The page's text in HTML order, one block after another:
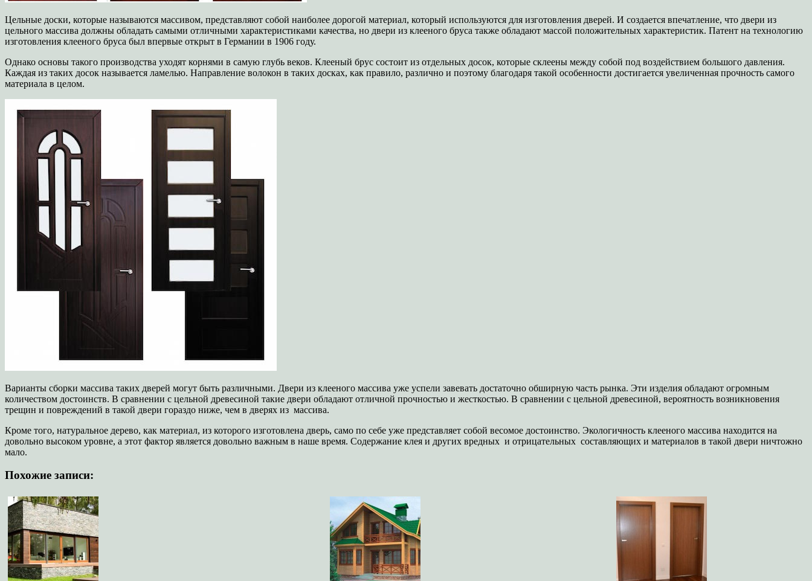
Цельные доски, которые называются массивом, представляют собой наиболее дорогой материал, который используются для изготовления дверей. И создается впечатление, что двери из
цельного массива должны обладать самыми отличными характеристиками качества, но двери из клееного бруса также обладают массой положительных характеристик. Патент на технологию
изготовления клееного бруса был впервые открыт в Германии в 1906 году.
Однако основы такого производства уходят корнями в самую глубь веков. Клееный брус состоит из отдельных досок, которые склеены между собой под воздействием большого давления.
Каждая из таких досок называется ламелью. Направление волокон в таких досках, как правило, различно и поэтому благодаря такой особенности достигается увеличенная прочность самого
материала в целом.
Варианты сборки массива таких дверей могут быть различными. Двери из клееного массива уже успели завевать достаточно обширную часть рынка. Эти изделия обладают огромным
количеством достоинств. В сравнении с цельной древесиной такие двери обладают отличной прочностью и жесткостью. В сравнении с цельной древесиной, вероятность возникновения
трещин и повреждений в такой двери гораздо ниже, чем в дверях из массива.
Кроме того, натуральное дерево, как материал, из которого изготовлена дверь, само по себе уже представляет собой весомое достоинство. Экологичность клееного массива находится на
довольно высоком уровне, а этот фактор является довольно важным в наше время. Содержание клея и других вредных и отрицательных составляющих и материалов в такой двери ничтожно
мало.
Похожие записи: